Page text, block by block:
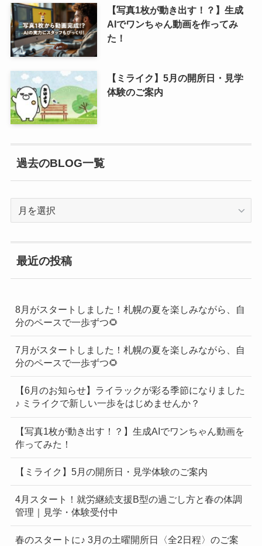
【写真1枚が動き出す！？】生成
AIでワンちゃん動画を作ってみ
た！
【ミライク】5月の開所日・見学
体験のご案内
過去のBLOG一覧
一
覧
最近の投稿
8月がスタートしました！札幌の夏を楽しみながら、自
分のペースで一歩ずつ🌻
7月がスタートしました！札幌の夏を楽しみながら、自
分のペースで一歩ずつ🌻
【6月のお知らせ】ライラックが彩る季節になりました
♪ ミライクで新しい一歩をはじめませんか？
【写真1枚が動き出す！？】生成AIでワンちゃん動画を
作ってみた！
【ミライク】5月の開所日・見学体験のご案内
4月スタート！就労継続支援B型の過ごし方と春の体調
管理｜見学・体験受付中
春のスタートに♪ 3月の土曜開所日〈全2日程〉のご案